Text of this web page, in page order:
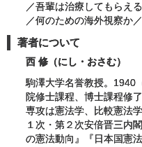
／吾輩は治療してもらえ
／何のための海外視察か
著者について
西 修（にし・おさむ）
駒澤大学名誉教授。1940
院修士課程、博士課程修
専攻は憲法学、比較憲法
１次・第２次安倍晋三内
の憲法動向』『日本国憲